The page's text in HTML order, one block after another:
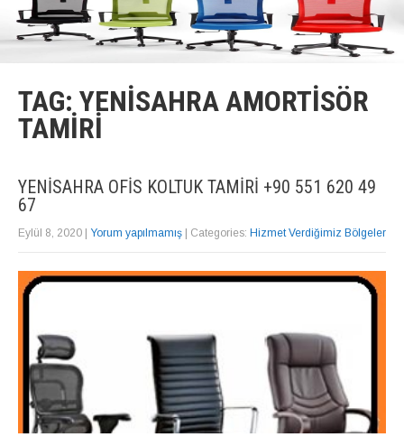
TAG: YENISAHRA AMORTISÖR
TAMIRI
YENISAHRA OFIS KOLTUK TAMIRI +90 551 620 49
67
Eylül 8, 2020 | Yorum yapılmamış | Categories: Hizmet Verdiğimiz Bölgeler